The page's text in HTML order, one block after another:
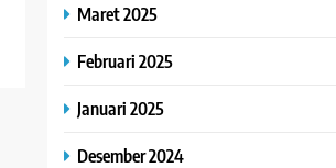
Maret 2025
Februari 2025
Januari 2025
Desember 2024